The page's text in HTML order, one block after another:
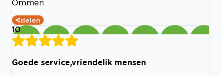
Ommen
delen
10
Goede service,vriendelik mensen